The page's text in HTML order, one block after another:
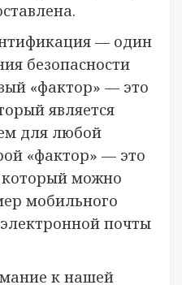
— один
безопасности
«фактор» — это
является
для любой
«фактор» — это
можно
мобильного
почты
к нашей